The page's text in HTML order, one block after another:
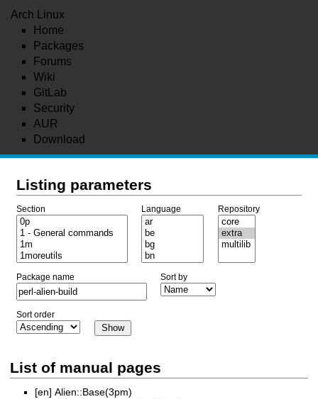
Arch Linux
Home
Packages
Forums
Wiki
GitLab
Security
AUR
Download
Listing parameters
Section Language Repository
Package name Sort by
Sort order
List of manual pages
[en] Alien::Base(3pm)